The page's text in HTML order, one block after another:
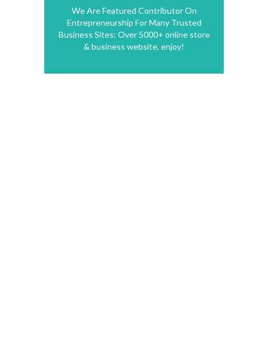
We Are Featured Contributor On
Entrepreneurship For Many Trusted
Business Sites: Over 5000+ online store
& business website, enjoy!